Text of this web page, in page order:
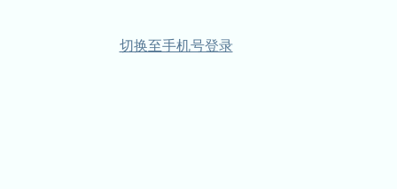
切换至手机号登录